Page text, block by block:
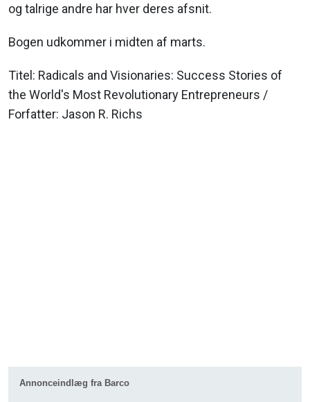
og talrige andre har hver deres afsnit.
Bogen udkommer i midten af marts.
Titel: Radicals and Visionaries: Success Stories of
the World's Most Revolutionary Entrepreneurs /
Forfatter: Jason R. Richs
Annonceindlæg fra Barco